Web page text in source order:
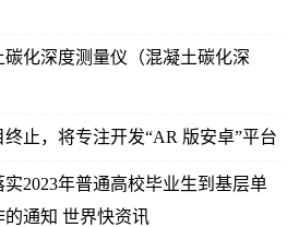
化深度测量仪（混凝土碳化深
止，将专注开发“AR 版安卓”平台
2023年普通高校毕业生到基层单
通知 世界快资讯